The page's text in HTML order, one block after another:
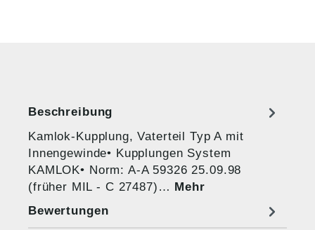
Beschreibung
Kamlok-Kupplung, Vaterteil Typ A mit
Innengewinde• Kupplungen System
KAMLOK• Norm: A-A 59326 25.09.98
(früher MIL - C 27487)… Mehr
Bewertungen